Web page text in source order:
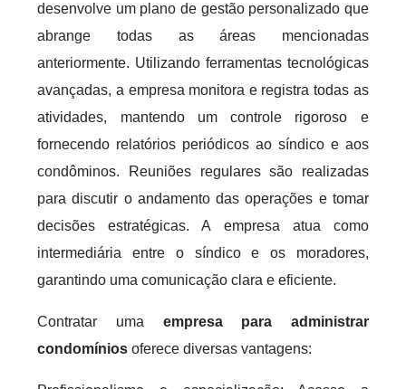
desenvolve um plano de gestão personalizado que
abrange todas as áreas mencionadas
anteriormente. Utilizando ferramentas tecnológicas
avançadas, a empresa monitora e registra todas as
atividades, mantendo um controle rigoroso e
fornecendo relatórios periódicos ao síndico e aos
condôminos. Reuniões regulares são realizadas
para discutir o andamento das operações e tomar
decisões estratégicas. A empresa atua como
intermediária entre o síndico e os moradores,
garantindo uma comunicação clara e eficiente.
Contratar uma empresa para administrar
condomínios oferece diversas vantagens: